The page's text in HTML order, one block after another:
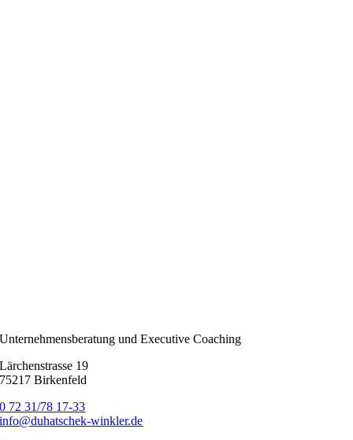
Unternehmensberatung und Executive Coaching
Lärchenstrasse 19
75217 Birkenfeld
0 72 31/78 17-33
info@duhatschek-winkler.de